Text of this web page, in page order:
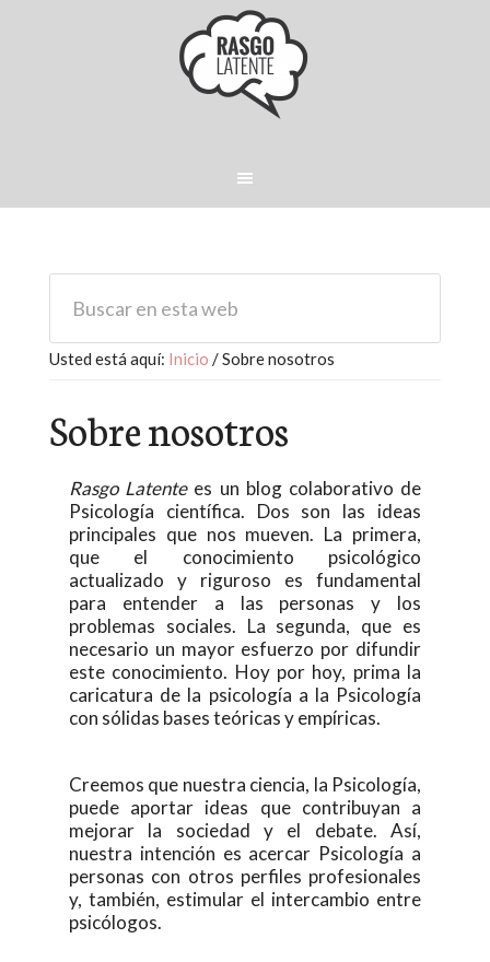
Usted está aquí: Inicio /Sobre nosotros
Sobre nosotros
Rasgo Latentees un blog colaborativo de
Psicología científica. Dos son las ideas
principales que nos mueven. La primera,
que el conocimiento psicológico
actualizado y riguroso es fundamental
para entender a las personas y los
problemas sociales. La segunda, que es
necesario un mayor esfuerzo por difundir
este conocimiento. Hoy por hoy, prima la
caricatura de la psicología a la Psicología
con sólidas bases teóricas y empíricas.
Creemos que nuestra ciencia, la Psicología,
puede aportar ideas que contribuyan a
mejorar la sociedad y el debate. Así,
nuestra intención es acercar Psicología a
personas con otros perfiles profesionales
y, también, estimular el intercambio entre
psicólogos.